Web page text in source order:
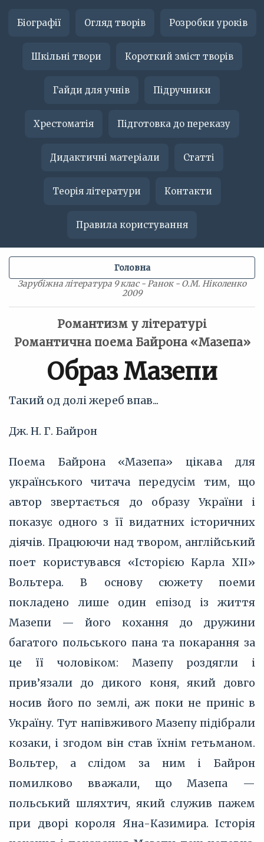
Біографії Огляд творів Розробки уроків
Шкільні твори Короткий зміст творів
Гайди для учнів Підручники
Хрестоматія Підготовка до переказу
Дидактичні матеріали Статті
Теорія літератури Контакти
Правила користування
Зарубіжна література 9 клас - Ранок - О.М. Ніколенко
2009
Головна
Романтизм у літературі
Романтична поема Байрона «Мазепа»
Образ Мазепи
Такий од долі жереб впав...
Дж. Н. Г. Байрон
Поема Байрона «Мазепа» цікава для
українського читача передусім тим, що
автор звертається до образу України і
показує одного з її видатних історичних
діячів. Працюючи над твором, англійський
поет користувався «Історією Карла XII»
Вольтера. В основу сюжету поеми
покладено лише один епізод із життя
Мазепи — його кохання до дружини
багатого польського пана та покарання за
це її чоловіком: Мазепу роздягли і
прив’язали до дикого коня, який довго
носив його по землі, аж поки не приніс в
Україну. Тут напівживого Мазепу підібрали
козаки, і згодом він став їхнім гетьманом.
Вольтер, а слідом за ним і Байрон
помилково вважали, що Мазепа —
польський шляхтич, який служив пажем
при дворі короля Яна-Казимира. Історія